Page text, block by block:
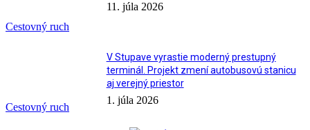
Cestovný ruch
11. júla 2026
Cestovný ruch
V Stupave vyrastie moderný prestupný
terminál. Projekt zmení autobusovú stanicu
aj verejný priestor
1. júla 2026